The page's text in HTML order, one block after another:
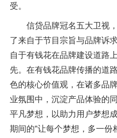
受。
信贷品牌冠名五大卫视
了来自于节目宗旨与品牌诉
自于有钱花在品牌建设道路
先。在有钱花品牌传播的道
色的核心价值观，在诸多品
业氛围中，沉淀产品体验的
平凡梦想，以助力用户梦想
期间的”让每个梦想，多一份